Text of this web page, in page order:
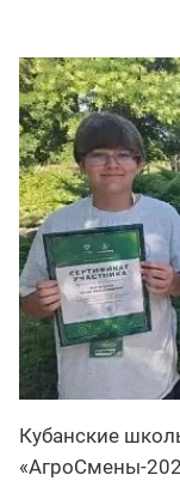
Кубанские
«АгроСмены-